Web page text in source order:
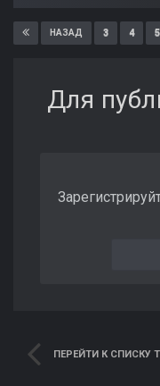
НАЗАД 3 4 5
Для
ПЕРЕЙТИ К СПИСКУ